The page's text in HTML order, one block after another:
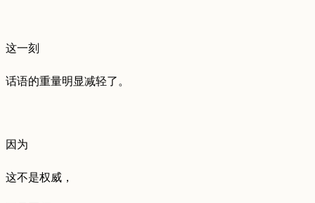
这一刻
话语的重量明显减轻了。
因为
这不是权威，